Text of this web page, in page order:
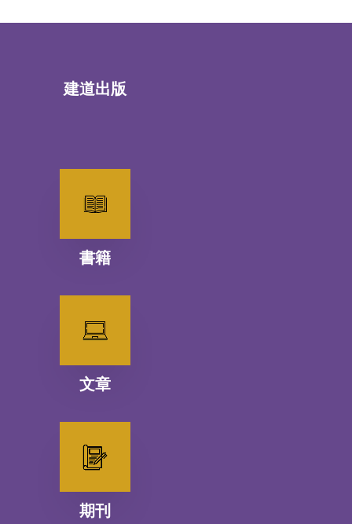
建道出版
書籍
文章
期刊